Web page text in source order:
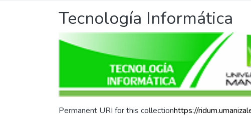
Tecnología Informática
Permanent URI for this collectionhttps://